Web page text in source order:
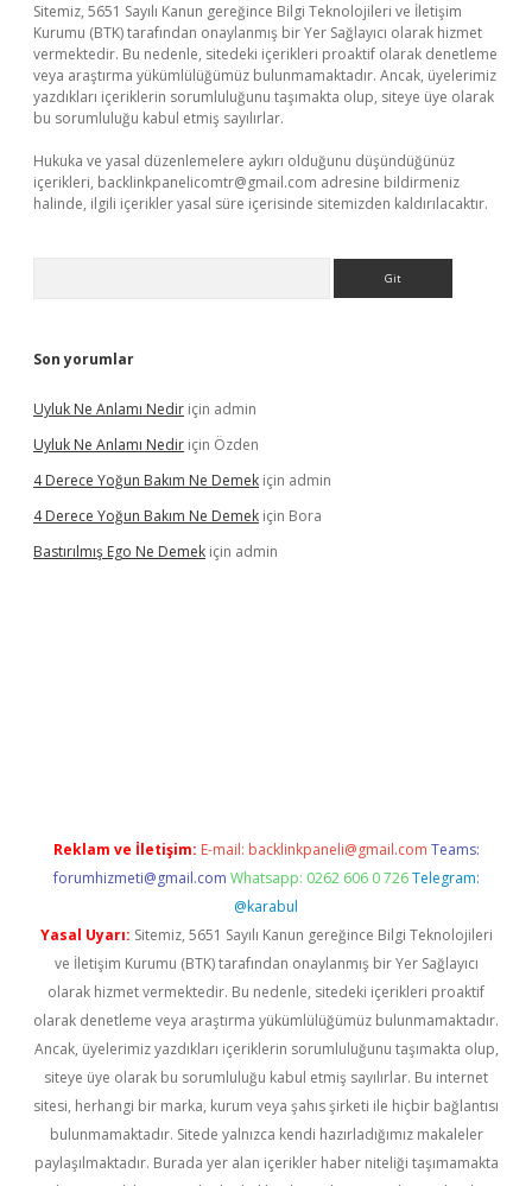
Sitemiz, 5651 Sayılı Kanun gereğince Bilgi Teknolojileri ve İletişim
Kurumu (BTK) tarafından onaylanmış bir Yer Sağlayıcı olarak hizmet
vermektedir. Bu nedenle, sitedeki içerikleri proaktif olarak denetleme
veya araştırma yükümlülüğümüz bulunmamaktadır. Ancak, üyelerimiz
yazdıkları içeriklerin sorumluluğunu taşımakta olup, siteye üye olarak
bu sorumluluğu kabul etmiş sayılırlar.
Hukuka ve yasal düzenlemelere aykırı olduğunu düşündüğünüz
içerikleri, backlinkpanelicomtr@gmail.com adresine bildirmeniz
halinde, ilgili içerikler yasal süre içerisinde sitemizden kaldırılacaktır.
Son yorumlar
Uyluk Ne Anlamı Nedir için admin
Uyluk Ne Anlamı Nedir için Özden
4 Derece Yoğun Bakım Ne Demek için admin
4 Derece Yoğun Bakım Ne Demek için Bora
Bastırılmış Ego Ne Demek için admin
Reklam ve İletişim: E-mail: backlinkpaneli@gmail.com Teams:
forumhizmeti@gmail.com Whatsapp: 0262 606 0 726 Telegram:
@karabul
Yasal Uyarı: Sitemiz, 5651 Sayılı Kanun gereğince Bilgi Teknolojileri
ve İletişim Kurumu (BTK) tarafından onaylanmış bir Yer Sağlayıcı
olarak hizmet vermektedir. Bu nedenle, sitedeki içerikleri proaktif
olarak denetleme veya araştırma yükümlülüğümüz bulunmamaktadır.
Ancak, üyelerimiz yazdıkları içeriklerin sorumluluğunu taşımakta olup,
siteye üye olarak bu sorumluluğu kabul etmiş sayılırlar. Bu internet
sitesi, herhangi bir marka, kurum veya şahıs şirketi ile hiçbir bağlantısı
bulunmamaktadır. Sitede yalnızca kendi hazırladığımız makaleler
paylaşılmaktadır. Burada yer alan içerikler haber niteliği taşımamakta